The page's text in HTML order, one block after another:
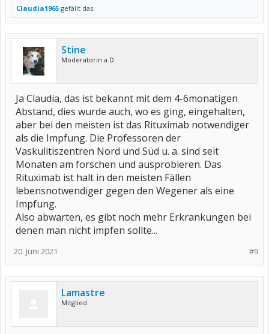
Claudia1965 gefällt das.
Stine
Moderatorin a.D.
Ja Claudia, das ist bekannt mit dem 4-6monatigen
Abstand, dies wurde auch, wo es ging, eingehalten,
aber bei den meisten ist das Rituximab notwendiger
als die Impfung. Die Professoren der
Vaskulitiszentren Nord und Süd u. a. sind seit
Monaten am forschen und ausprobieren. Das
Rituximab ist halt in den meisten Fällen
lebensnotwendiger gegen den Wegener als eine
Impfung.
Also abwarten, es gibt noch mehr Erkrankungen bei
denen man nicht impfen sollte...
#9
20. Juni 2021
Lamastre
Mitglied